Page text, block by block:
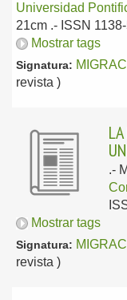
Universidad
21cm .- ISSN
Mostrar tags
Signatura:
revista )
.-
Mostrar tags
Signatura:
revista )